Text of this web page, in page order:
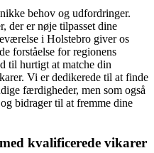
behov og udfordringer.
der er nøje tilpasset dine
i Holstebro giver os
forståelse for regionens
til hurtigt at matche din
Vi er dedikerede til at finde
færdigheder, men som også
bidrager til at fremme dine
kvalificerede vikarer